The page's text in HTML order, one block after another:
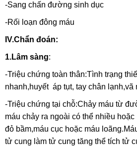
-Sang chấn đường sinh dục
-Rối loạn đông máu
IV.Chẩn đoán:
1.Lâm sàng:
-Triệu chứng toàn thân:Tình trạng
nhanh,huyết áp tụt, tay chân lạnh,vã
-Triệu chứng tại chỗ:Chảy máu từ
máu chảy ra ngoài có thể nhiều
đỏ bầm,máu cục hoặc máu
tử cung làm tử cung tăng thể tích tử